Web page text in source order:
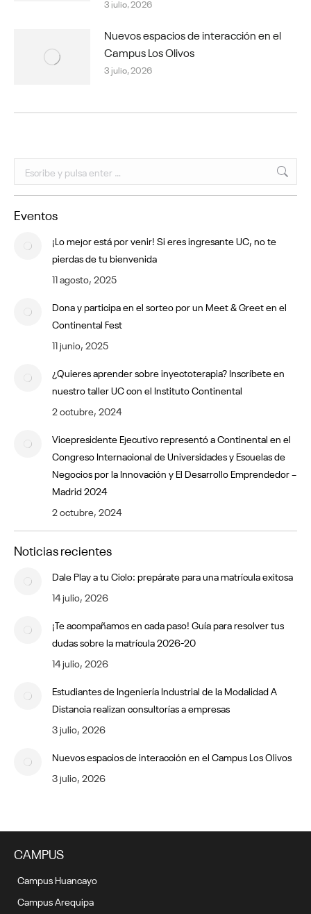
3 julio, 2026
Nuevos espacios de interacción en el
Campus Los Olivos
3 julio, 2026
Buscar:
Eventos
¡Lo mejor está por venir! Si eres ingresante UC, no te
pierdas de tu bienvenida
11 agosto, 2025
Dona y participa en el sorteo por un Meet & Greet en el
Continental Fest
11 junio, 2025
¿Quieres aprender sobre inyectoterapia? Inscríbete en
nuestro taller UC con el Instituto Continental
2 octubre, 2024
Vicepresidente Ejecutivo representó a Continental en el
Congreso Internacional de Universidades y Escuelas de
Negocios por la Innovación y El Desarrollo Emprendedor –
Madrid 2024
2 octubre, 2024
Noticias recientes
Dale Play a tu Ciclo: prepárate para una matrícula exitosa
14 julio, 2026
¡Te acompañamos en cada paso! Guía para resolver tus
dudas sobre la matrícula 2026-20
14 julio, 2026
Estudiantes de Ingeniería Industrial de la Modalidad A
Distancia realizan consultorías a empresas
3 julio, 2026
Nuevos espacios de interacción en el Campus Los Olivos
3 julio, 2026
CAMPUS
Campus Huancayo
Campus Arequipa